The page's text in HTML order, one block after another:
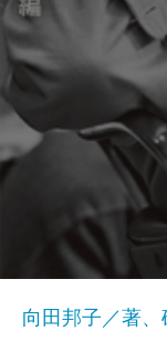
向田邦子／著